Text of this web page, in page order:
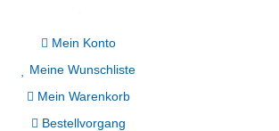
Mein Konto
Meine Wunschliste
Mein Warenkorb
Bestellvorgang